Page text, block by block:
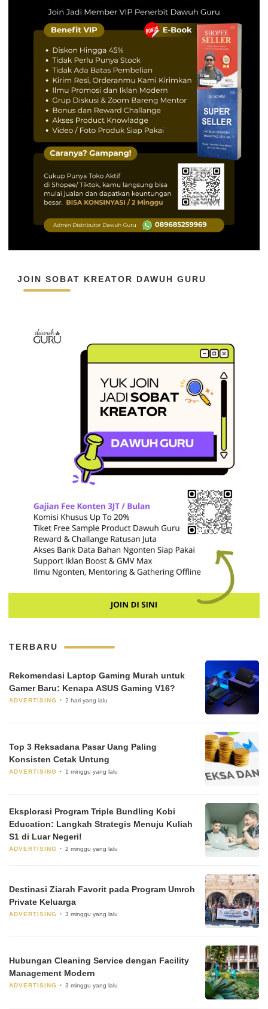
JOIN SOBAT KREATOR DAWUH GURU
TERBARU
Rekomendasi Laptop Gaming Murah untuk
Gamer Baru: Kenapa ASUS Gaming V16?
ADVERTISING 2 hari yang lalu
Top 3 Reksadana Pasar Uang Paling
Konsisten Cetak Untung
ADVERTISING 1 minggu yang lalu
Eksplorasi Program Triple Bundling Kobi
Education: Langkah Strategis Menuju Kuliah
S1 di Luar Negeri!
ADVERTISING 2 minggu yang lalu
Destinasi Ziarah Favorit pada Program Umroh
Private Keluarga
ADVERTISING 3 minggu yang lalu
Hubungan Cleaning Service dengan Facility
Management Modern
ADVERTISING 3 minggu yang lalu